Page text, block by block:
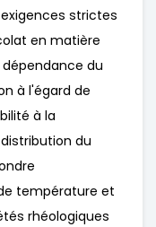
strictes
en matière
du
à l'égard de
à la
du
température et
rhéologiques